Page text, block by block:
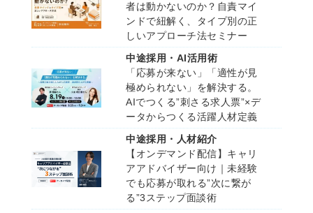
者は動かないのか？自責マイ
ンドで紐解く、タイプ別の正
しいアプローチ法セミナー
中途採用・AI活用術
「応募が来ない」「適性が見
極められない」を解決する。
AIでつくる”刺さる求人票”×デ
ータからつくる活躍人材定義
中途採用・人材紹介
【オンデマンド配信】キャリ
アアドバイザー向け｜未経験
でも応募が取れる”次に繋が
る”3ステップ面談術